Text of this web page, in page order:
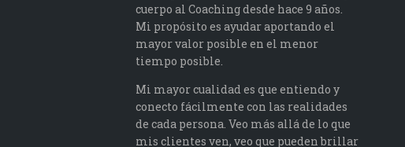
cuerpo al Coaching desde hace 9 años.
Mi propósito es ayudar aportando el
mayor valor posible en el menor
tiempo posible.
Mi mayor cualidad es que entiendo y
conecto fácilmente con las realidades
de cada persona. Veo más allá de lo que
mis clientes ven, veo que pueden brillar